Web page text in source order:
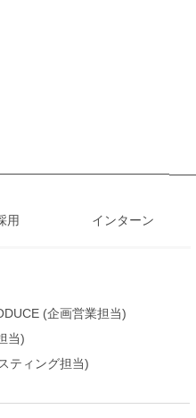
用 インターン
(企画営業担当)
当)
ティング担当)